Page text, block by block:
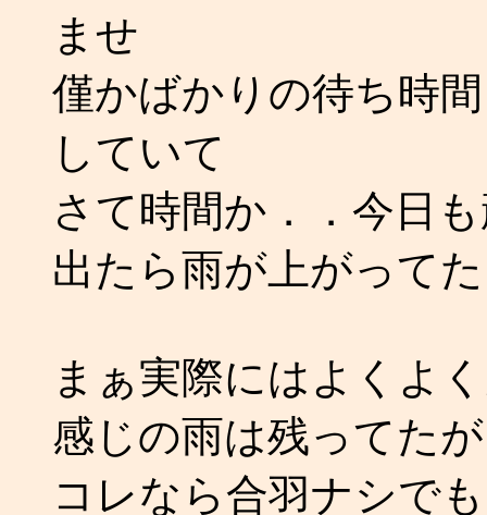
ませ
僅かばかりの待ち時
していて
さて時間か．．今日
出たら雨が上がって
まぁ実際にはよくよ
感じの雨は残ってたが
コレなら合羽ナシで